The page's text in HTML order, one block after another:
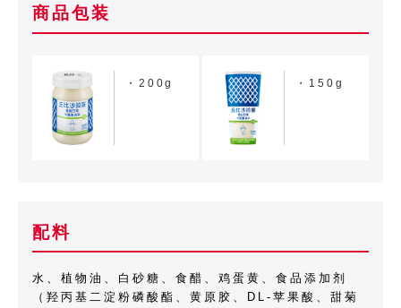
商品包装
・200g ・150g
配料
水、植物油、白砂糖、食醋、鸡蛋黄、食品添加剂
（羟丙基二淀粉磷酸酯、黄原胶、DL-苹果酸、甜菊